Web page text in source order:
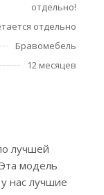
отдельно!
отдельно
Бравомебель
12 месяцев
лучшей
модель
нас лучшие